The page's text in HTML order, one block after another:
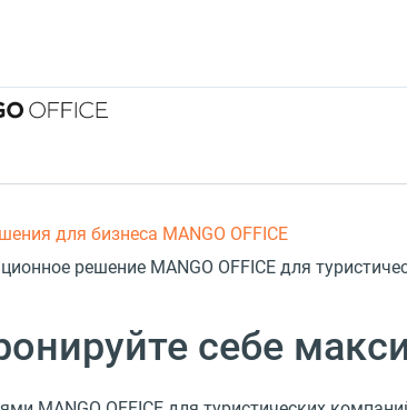
для бизнеса MANGO OFFICE
решение MANGO OFFICE для
себе